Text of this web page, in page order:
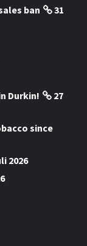
ban
31
Durkin!
27
since
2026